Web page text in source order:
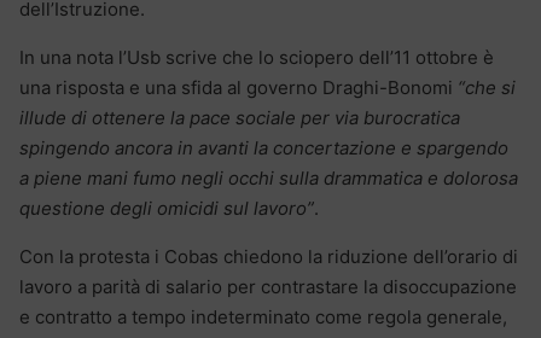
dell’Istruzione.
In una nota l’Usb scrive che lo sciopero dell’11 ottobre è
una risposta e una sfida al governo Draghi-Bonomi “che si
illude di ottenere la pace sociale per via burocratica
spingendo ancora in avanti la concertazione e spargendo
a piene mani fumo negli occhi sulla drammatica e dolorosa
questione degli omicidi sul lavoro”.
Con la protesta i Cobas chiedono la riduzione dell’orario di
lavoro a parità di salario per contrastare la disoccupazione
e contratto a tempo indeterminato come regola generale,